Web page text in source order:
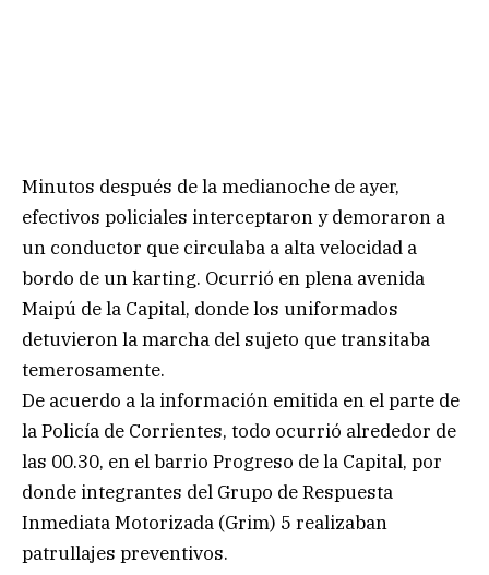
Minutos después de la medianoche de ayer,
efectivos policiales interceptaron y demoraron a
un conductor que circulaba a alta velocidad a
bordo de un karting. Ocurrió en plena avenida
Maipú de la Capital, donde los uniformados
detuvieron la marcha del sujeto que transitaba
temerosamente.
De acuerdo a la información emitida en el parte de
la Policía de Corrientes, todo ocurrió alrededor de
las 00.30, en el barrio Progreso de la Capital, por
donde integrantes del Grupo de Respuesta
Inmediata Motorizada (Grim) 5 realizaban
patrullajes preventivos.